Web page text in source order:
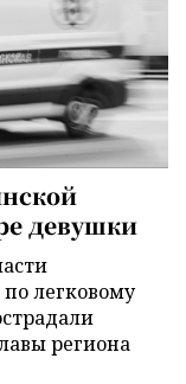
девушки
легковому
региона